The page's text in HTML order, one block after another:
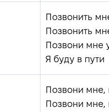
Позвонить
Позвонить
Позвони мне
Я буду в пути
Позвони мне,
Позвони мне,